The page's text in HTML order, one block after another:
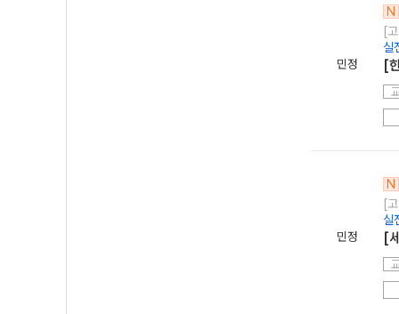
민정
N
[
실
[
민정
N
[
실
[